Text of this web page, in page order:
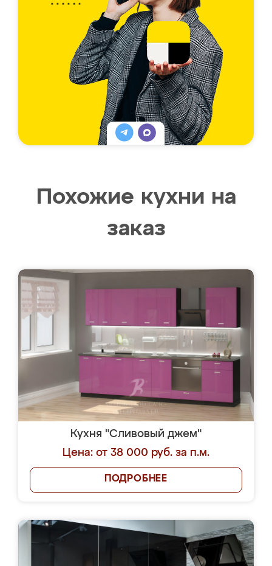
Похожие кухни на
заказ
Кухня "Сливовый джем"
Цена: от 38 000 руб. за п.м.
ПОДРОБНЕЕ